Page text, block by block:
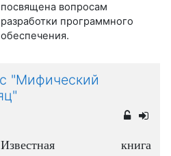
посвящена вопросам
разработки программного
обеспечения.
"Мифический
Известная книга